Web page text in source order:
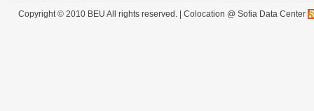
Copyright © 2010 BEU All rights reserved. | Colocation @ Sofia Data Center